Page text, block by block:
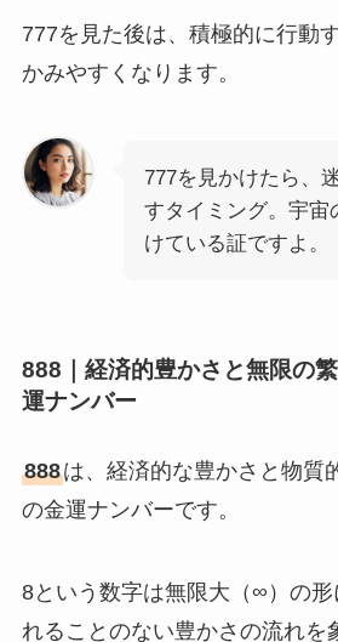
777を見た後は、積極的に行動
かみやすくなります。
777を見かけたら、
すタイミング。宇宙
けている証ですよ。
888｜経済的豊かさと無限の
運ナンバー
888は、経済的な豊かさと物質
の金運ナンバーです。
8という数字は無限大（∞）の
れることのない豊かさの流れを